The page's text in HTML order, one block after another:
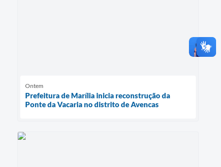
Ontem
Prefeitura de Marília inicia reconstrução da
Ponte da Vacaria no distrito de Avencas